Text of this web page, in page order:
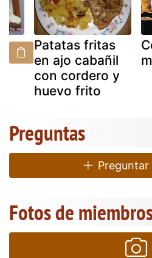
Patatas fritas
en ajo cabañil
con cordero y
huevo frito
Preguntas
Fotos de